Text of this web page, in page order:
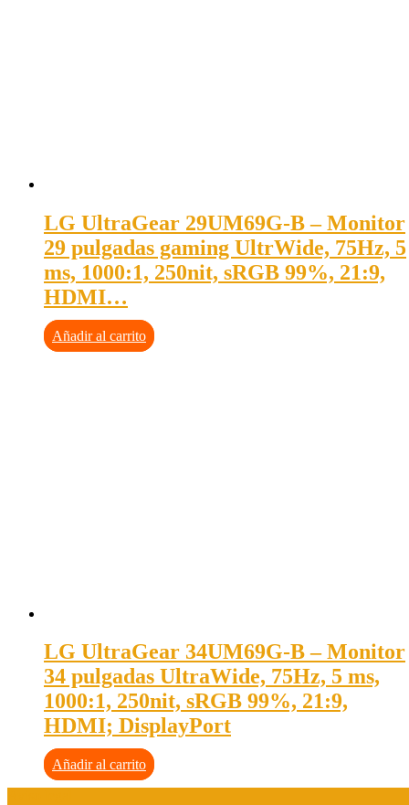
LG UltraGear 29UM69G-B – Monitor
29 pulgadas gaming UltrWide, 75Hz, 5
ms, 1000:1, 250nit, sRGB 99%, 21:9,
HDMI…
Añadir al carrito
LG UltraGear 34UM69G-B – Monitor
34 pulgadas UltraWide, 75Hz, 5 ms,
1000:1, 250nit, sRGB 99%, 21:9,
HDMI; DisplayPort
Añadir al carrito